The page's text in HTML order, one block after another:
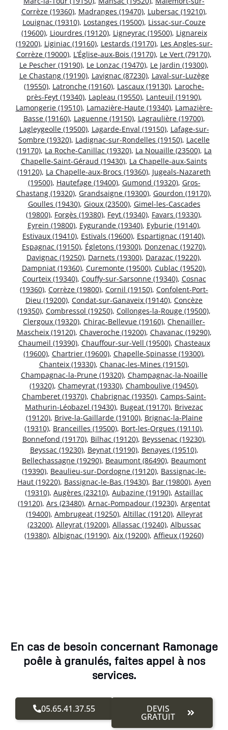
Corrèze (19360), Madranges (19470), Lubersac (19210),
Louignac (19310), Lostanges (19500), Lissac-sur-Couze
(19600), Liourdres (19120), Ligneyrac (19500), Lignareix
(19200), Liginiac (19160), Lestards (19170), Les Angles-sur-
Corrèze (19000), L’Église-aux-Bois (19170), Le Vert (79170),
Le Pescher (19190), Le Lonzac (19470), Le Jardin (19300),
Le Chastang (19190), Lavignac (87230), Laval-sur-Luzège
(19550), Latronche (19160), Lascaux (19130), Laroche-
près-Feyt (19340), Lapleau (19550), Lanteuil (19190),
Lamongerie (19510), Lamazière-Haute (19340), Lamazière-
Basse (19160), Laguenne (19150), Lagraulière (19700),
Lagleygeolle (19500), Lagarde-Enval (19150), Lafage-sur-
Sombre (19320), Ladignac-sur-Rondelles (19150), Lacelle
(19170), La Roche-Canillac (19320), La Nouaille (23500), La
Chapelle-Saint-Géraud (19430), La Chapelle-aux-Saints
(19120), La Chapelle-aux-Brocs (19360), Jugeals-Nazareth
(19500), Hautefage (19400), Gumond (19320), Gros-
Chastang (19320), Grandsaigne (19300), Gourdon (19170),
Goulles (19430), Gioux (23500), Gimel-les-Cascades
(19800), Forgès (19380), Feyt (19340), Favars (19330),
Eyrein (19800), Eygurande (19340), Eyburie (19140),
Estivaux (19410), Estivals (19600), Espartignac (19140),
Espagnac (19150), Égletons (19300), Donzenac (19270),
Davignac (19250), Darnets (19300), Darazac (19220),
Dampniat (19360), Curemonte (19500), Cublac (19520),
Courteix (19340), Couffy-sur-Sarsonne (19340), Cosnac
(19360), Corrèze (19800), Cornil (19150), Confolent-Port-
Dieu (19200), Condat-sur-Ganaveix (19140), Concèze
(19350), Combressol (19250), Collonges-la-Rouge (19500),
Clergoux (19320), Chirac-Bellevue (19160), Chenailler-
Mascheix (19120), Chaveroche (19200), Chavanac (19290),
Chaumeil (19390), Chauffour-sur-Vell (19500), Chasteaux
(19600), Chartrier (19600), Chapelle-Spinasse (19300),
Chanteix (19330), Chanac-les-Mines (19150),
Champagnac-la-Prune (19320), Champagnac-la-Noaille
(19320), Chameyrat (19330), Chamboulive (19450),
Chamberet (19370), Chabrignac (19350), Camps-Saint-
Mathurin-Léobazel (19430), Bugeat (19170), Brivezac
(19120), Brive-la-Gaillarde (19100), Brignac-la-Plaine
(19310), Branceilles (19500), Bort-les-Orgues (19110),
Bonnefond (19170), Bilhac (19120), Beyssenac (19230),
Beyssac (19230), Beynat (19190), Benayes (19510),
Bellechassagne (19290), Beaumont (86490), Beaumont
(19390), Beaulieu-sur-Dordogne (19120), Bassignac-le-
Haut (19220), Bassignac-le-Bas (19430), Bar (19800), Ayen
(19310), Augères (23210), Aubazine (19190), Astaillac
(19120), Ars (23480), Arnac-Pompadour (19230), Argentat
(19400), Ambrugeat (19250), Altillac (19120), Alleyrat
(23200), Alleyrat (19200), Allassac (19240), Albussac
(19380), Albignac (19190), Aix (19200), Affieux (19260)
En cas de besoin concernant Ramonage
poêle à granulés, faites appel à nos
services.
05.65.41.37.55 DEVIS
GRATUIT